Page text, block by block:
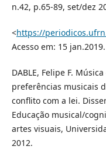
n.42, p.65-89, set/dez
<https://
Acesso em: 15 jan.2019.
DABLE, Felipe F.
preferências musicais
conflito com a lei.
Educação musical/
artes visuais,
2012.